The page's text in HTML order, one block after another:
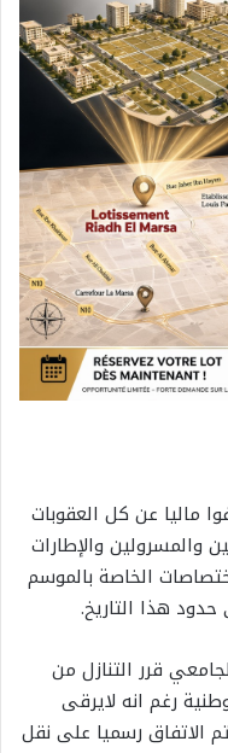
ماليا عن كل العقوبات
والمسرولين والإطارات
الخاصة بالموسم
قرر التنازل من
رغم انه لايرقى
الاتفاق رسميا على نقل